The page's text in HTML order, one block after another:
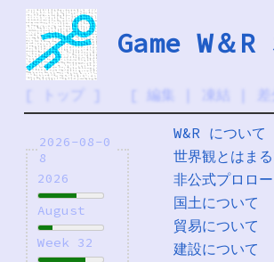
Game W
トップ 編集 凍結 差
2026-08-0
8
2026
August
Week 32
W&R について
世界観とはま
非公式プロロ
国土について
貿易について
建設について